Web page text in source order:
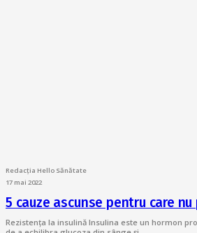
Redacția Hello Sănătate
17 mai 2022
5 cauze ascunse pentru care nu
Rezistența la insulină Insulina este un hormon